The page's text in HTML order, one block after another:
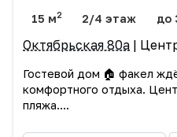
15 м2 2/4 этаж до
Октябрьская 80а |
Гостевой дом 🏠 факел
комфортного отдыха.
пляжа....